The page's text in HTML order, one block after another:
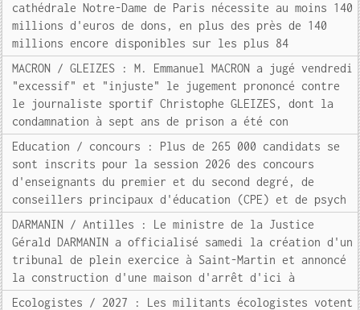
cathédrale Notre-Dame de Paris nécessite au moins 140
millions d'euros de dons, en plus des près de 140
millions encore disponibles sur les plus 84
MACRON / GLEIZES : M. Emmanuel MACRON a jugé vendredi
"excessif" et "injuste" le jugement prononcé contre
le journaliste sportif Christophe GLEIZES, dont la
condamnation à sept ans de prison a été con
Education / concours : Plus de 265 000 candidats se
sont inscrits pour la session 2026 des concours
d'enseignants du premier et du second degré, de
conseillers principaux d'éducation (CPE) et de psych
DARMANIN / Antilles : Le ministre de la Justice
Gérald DARMANIN a officialisé samedi la création d'un
tribunal de plein exercice à Saint-Martin et annoncé
la construction d'une maison d'arrêt d'ici à
Ecologistes / 2027 : Les militants écologistes votent